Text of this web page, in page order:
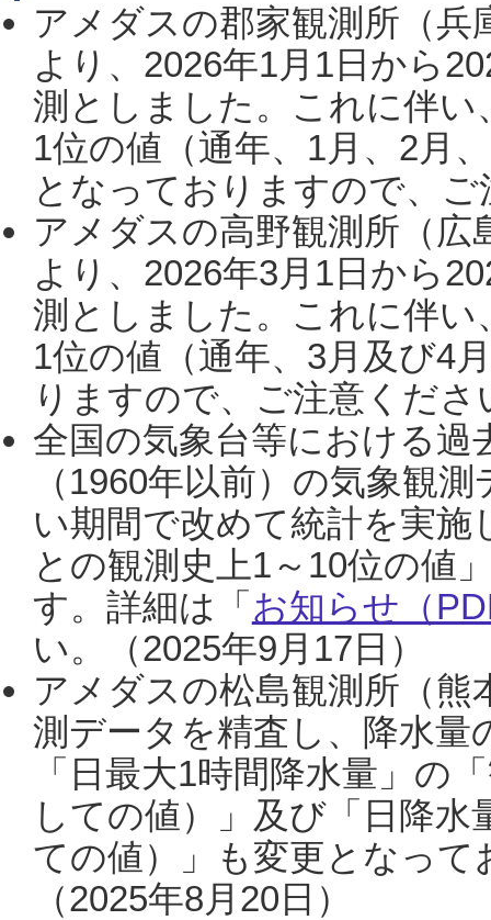
アメダスの郡家観測所（
より、2026年1月1日から
測としました。これに伴い
1位の値（通年、1月、2月
となっておりますので、
アメダスの高野観測所（
より、2026年3月1日から
測としました。これに伴い
1位の値（通年、3月及び4
りますので、ご注意くだ
全国の気象台等における過
（1960年以前）の気象観
い期間で改めて統計を実
との観測史上1～10位の値
す。詳細は「 お知らせ（
い。（2025年9月17日）
アメダスの松島観測所（熊
測データを精査し、降水
「日最大1時間降水量」の
しての値）」及び「日降
ての値）」も変更となっ
（2025年8月20日）